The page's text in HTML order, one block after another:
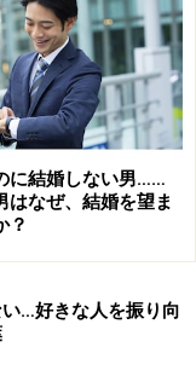
ックの検索回数ト
は、そのGoogle
7月30日～2017年
の10年、日本で
どれだけ関心を持
とです。
サービスを提供
に結婚しない男……
はなぜ、結婚を望ま
？
…好きな人を振り向